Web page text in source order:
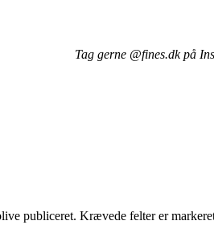
Tag gerne @fines.dk på
publiceret. Krævede felter er